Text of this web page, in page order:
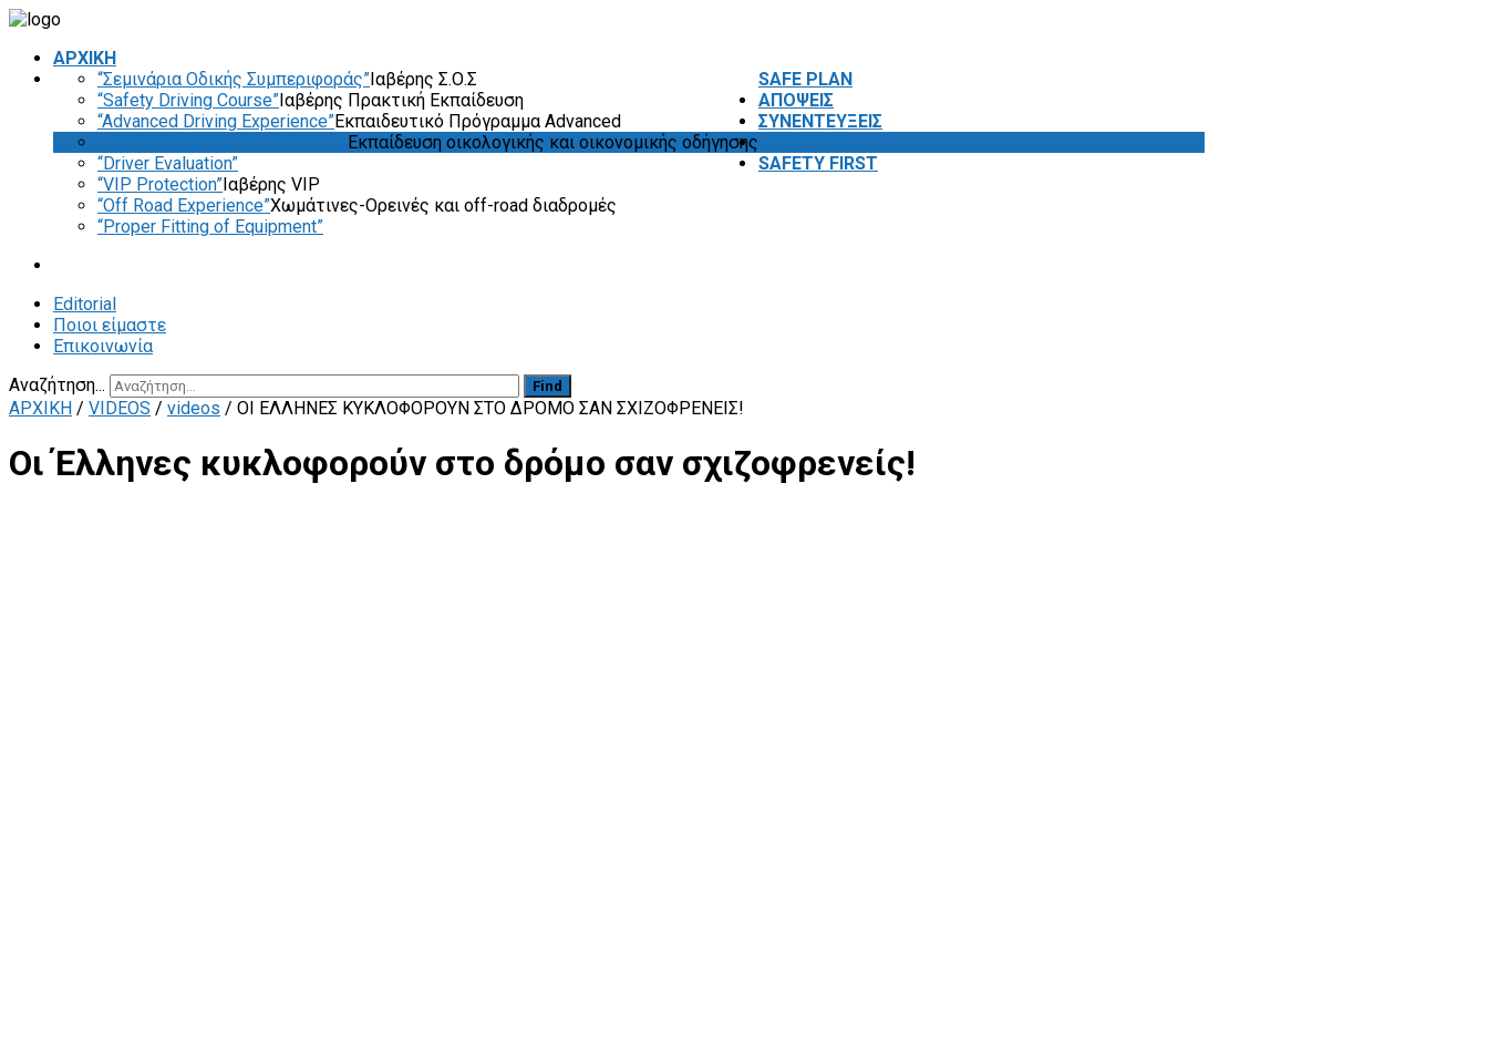
ΑΡΧΙΚΗ
SAFE PLAN
“Σεμινάρια Οδικής Συμπεριφοράς”Ιαβέρης Σ.Ο.Σ
“Safety Driving Course”Ιαβέρης Πρακτική Εκπαίδευση
“Advanced Driving Experience”Εκπαιδευτικό Πρόγραμμα Advanced
Εκπαίδευση οικολογικής και οικονομικής οδήγησης
“Driver Evaluation”
“VIP Protection”Ιαβέρης VIP
“Off Road Experience”Χωμάτινες-Ορεινές και off-road διαδρομές
“Proper Fitting of Equipment”
ΑΠΟΨΕΙΣ
ΣΥΝΕΝΤΕΥΞΕΙΣ
SAFETY FIRST
Editorial
Ποιοι είμαστε
Επικοινωνία
Αναζήτηση...
Find
ΑΡΧΙΚΗ / VIDEOS / videos / ΟΙ ΈΛΛΗΝΕΣ ΚΥΚΛΟΦΟΡΟΎΝ ΣΤΟ ΔΡΌΜΟ ΣΑΝ ΣΧΙΖΟΦΡΕΝΕΊΣ!
Οι Έλληνες κυκλοφορούν στο δρόμο σαν σχιζοφρενείς!